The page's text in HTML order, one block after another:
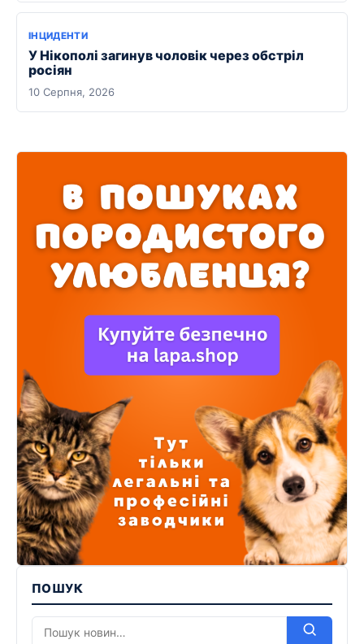
ІНЦИДЕНТИ
У Нікополі загинув чоловік через обстріл
росіян
10 Серпня, 2026
ПОШУК